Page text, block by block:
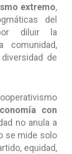
extremo,
del
diluir la
comunidad,
de
con
no anula a
se mide solo
equidad,